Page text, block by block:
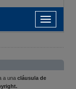
Toggle
navigation
a una cláusula de